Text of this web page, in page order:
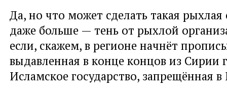
Да, но что может сделать такая рыхлая
даже больше — тень от рыхлой
если, скажем, в регионе начнёт
выдавленная в конце концов из Сирии
Исламское государство, запрещённая в